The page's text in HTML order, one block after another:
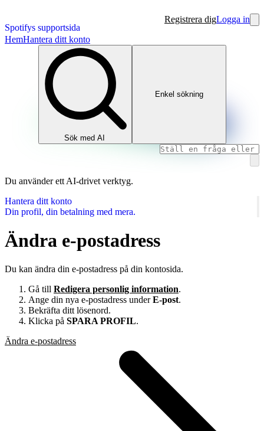
Spotifys supportsida
Registrera digLogga in
HemHantera ditt konto
Sök med AI
Enkel sökning
Du använder ett AI‑drivet verktyg.
Hantera ditt konto
Din profil, din betalning med mera.
Ändra e-postadress
Du kan ändra din e-postadress på din kontosida.
Gå till Redigera personlig information.
Ange din nya e-postadress underE-post.
Bekräfta ditt lösenord.
Klicka på SPARA PROFIL.
Ändra e-postadress